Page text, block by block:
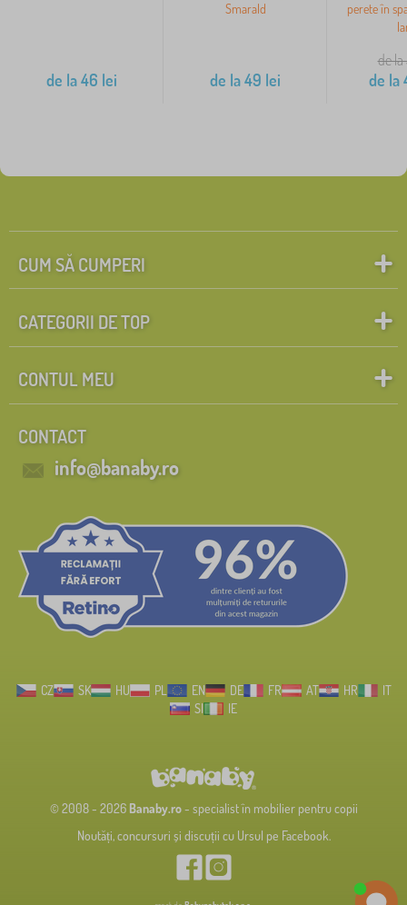
de la46 lei
Smarald
de la49 lei
perete în
de la
de la
CUM SĂ CUMPERI
CATEGORII DE TOP
CONTUL MEU
CONTACT
info@banaby.ro
CZ SK HU PL EN DE FR AT HR
IT
SI
IE
© 2008 - 2026 Banaby.ro- specialist în mobilier pentru copii
Noutăți, concursuri și discuții cu Ursul pe Facebook.